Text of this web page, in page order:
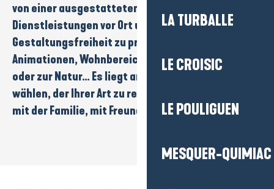
LA TURBALLE
LE CROISIC
LE POULIGUEN
MESQUER-QUIMIAC
von einer ausgestatteten Unterkunft,
Dienstleistungen vor Ort und echter
Gestaltungsfreiheit zu profitieren.
Animationen,Wohnbereiche
Nähe zum Strand
oder zurNatur… Es liegt an Ihnen, den Rahmen zu
wählen, der Ihrer Art zu reisen entspricht. Ideal
mit der Familie, mit Freunden oder zu zweit.